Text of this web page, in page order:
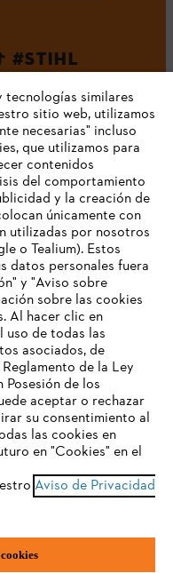
#STIHL
Información legal
117 Autopista
es compatible con
disfrutar de nuestro
navegadores:
chrome
edge
similares
sitio web, utilizamos
necesarias" incluso
que utilizamos para
contenidos
del comportamiento
y la creación de
únicamente con
utilizadas por nosotros
o Tealium). Estos
datos personales fuera
y "Aviso sobre
sobre las cookies
Al hacer clic en
de todas las
asociados, de
de la Ley
de los
aceptar o rechazar
su consentimiento al
las cookies en
en "Cookies" en el
Aviso de Privacidad